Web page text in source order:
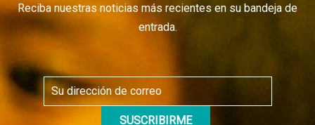
Reciba nuestras noticias más recientes en su bandeja de
entrada.